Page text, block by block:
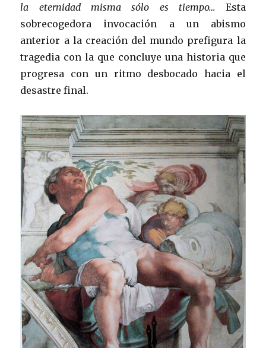
la eternidad misma sólo es tiempo… Esta
sobrecogedora invocación a un abismo
anterior a la creación del mundo prefigura la
tragedia con la que concluye una historia que
progresa con un ritmo desbocado hacia el
desastre final.